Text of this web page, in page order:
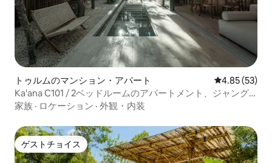
トゥルムのマンション・アパート レビュー53
4.85 (53)
Ka'ana C101 / 2ベッドルームのアパートメント、ジャング
ルオアシス、2つのプライベートプール
家族 · ロケーション · 外観・内装
ゲストチョイス
ゲストチョイス